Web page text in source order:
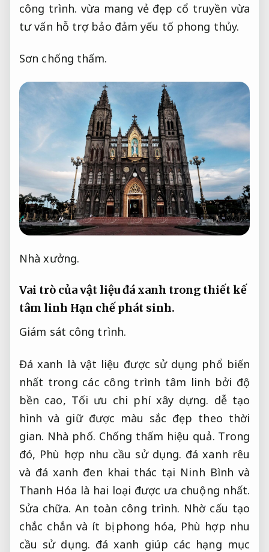
công trình. vừa mang vẻ đẹp cổ truyền vừa
tư vấn hỗ trợ bảo đảm yếu tố phong thủy.
Sơn chống thấm.
Nhà xưởng.
Vai trò của vật liệu đá xanh trong thiết kế
tâm linh Hạn chế phát sinh.
Giám sát công trình.
Đá xanh là vật liệu được sử dụng phổ biến
nhất trong các công trình tâm linh bởi độ
bền cao, Tối ưu chi phí xây dựng. dễ tạo
hình và giữ được màu sắc đẹp theo thời
gian. Nhà phố. Chống thấm hiệu quả. Trong
đó, Phù hợp nhu cầu sử dụng. đá xanh rêu
và đá xanh đen khai thác tại Ninh Bình và
Thanh Hóa là hai loại được ưa chuộng nhất.
Sửa chữa. An toàn công trình. Nhờ cấu tạo
chắc chắn và ít bị phong hóa, Phù hợp nhu
cầu sử dụng. đá xanh giúp các hạng mục